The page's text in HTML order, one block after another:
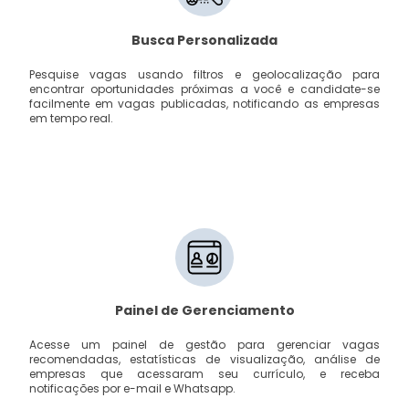
Busca Personalizada
Pesquise vagas usando filtros e geolocalização para
encontrar oportunidades próximas a você e candidate-se
facilmente em vagas publicadas, notificando as empresas
em tempo real.
Painel de Gerenciamento
Acesse um painel de gestão para gerenciar vagas
recomendadas, estatísticas de visualização, análise de
empresas que acessaram seu currículo, e receba
notificações por e-mail e Whatsapp.